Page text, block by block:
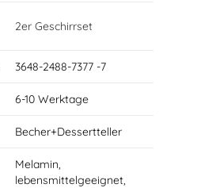
2er Geschirrset
3648-2488-7377 -7
6-10 Werktage
Becher+Dessertteller
Melamin,
lebensmittelgeeignet,